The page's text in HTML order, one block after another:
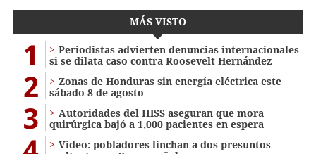
MÁS VISTO
1
Periodistas advierten denuncias internacionales
si se dilata caso contra Roosevelt Hernández
2
Zonas de Honduras sin energía eléctrica este
sábado 8 de agosto
3
Autoridades del IHSS aseguran que mora
quirúrgica bajó a 1,000 pacientes en espera
Video: pobladores linchan a dos presuntos